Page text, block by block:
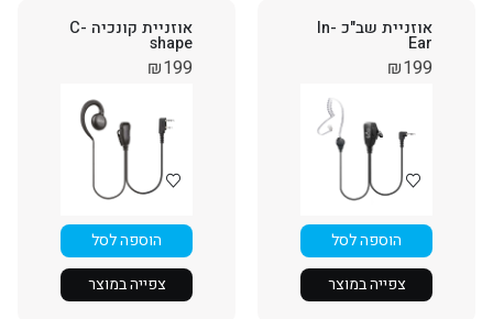
אוזניית שב"כ In-
Ear
₪199
הוספה לסל
צפייה במוצר
אוזניית קונכיה C-
shape
₪199
הוספה לסל
צפייה במוצר